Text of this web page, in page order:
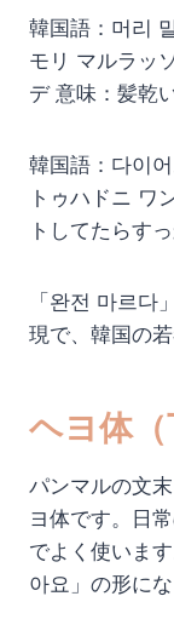
韓国語：머리
モリ マルラッ
デ 意味：髪乾
韓国語：다이
トゥハドニ ワ
トしてたらす
「완전 마르다
現で、韓国の
ヘヨ体（
パンマルの文
ヨ体です。日
でよく使いま
아요」の形に